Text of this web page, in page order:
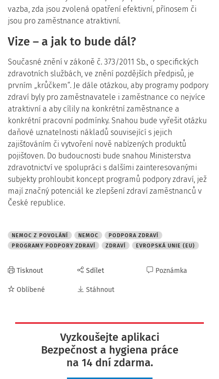
vazba, zda jsou zvolená opatření efektivní, přínosem či
jsou pro zaměstnance atraktivní.
Vize – a jak to bude dál?
Současné znění v zákoně č. 373/2011 Sb., o specifických
zdravotních službách, ve znění pozdějších předpisů, je
prvním „krůčkem“. Je dále otázkou, aby programy podpory
zdraví byly pro zaměstnavatele i zaměstnance co nejvíce
atraktivní a aby cílily na konkrétní zaměstnance a
konkrétní pracovní podmínky. Snahou bude vyřešit otázku
daňové uznatelnosti nákladů související s jejich
zajišťováním či vytvoření nově nabízených produktů
pojišťoven. Do budoucnosti bude snahou Ministerstva
zdravotnictví ve spolupráci s dalšími zainteresovanými
subjekty prohloubit koncept programů podpory zdraví, jež
mají značný potenciál ke zlepšení zdraví zaměstnanců v
České republice.
NEMOC Z POVOLÁNÍ NEMOC
PODPORA ZDRAVÍ
PROGRAMY PODPORY ZDRAVÍ
ZDRAVÍ EVROPSKÁ UNIE (EU)
Tisknout
Oblíbené
Sdílet
Stáhnout
Poznámka
Vyzkoušejte aplikaci
Bezpečnost a hygiena práce
na 14 dní zdarma.